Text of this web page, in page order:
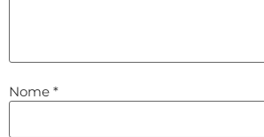
Nome *